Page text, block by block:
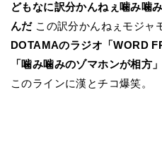
どもなに訳分かんねぇ噛み噛
んだこの訳分かんねぇモジャ
DOTAMAのラジオ「WORD
「噛み噛みのゾマホンが相方
このラインに漢とチコ爆笑。